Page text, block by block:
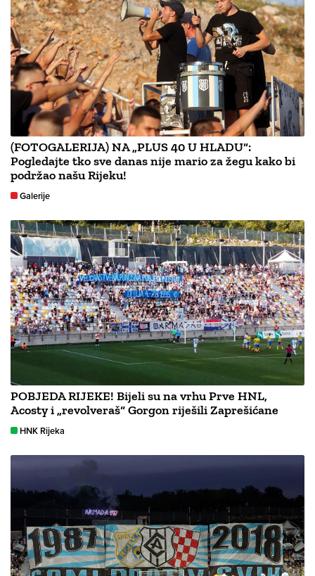
(FOTOGALERIJA) NA „PLUS 40 U HLADU“:
Pogledajte tko sve danas nije mario za žegu kako bi
podržao našu Rijeku!
Galerije
POBJEDA RIJEKE! Bijeli su na vrhu Prve HNL,
Acosty i „revolveraš“ Gorgon riješili Zaprešićane
HNK Rijeka